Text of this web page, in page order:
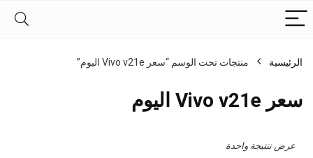
الرئيسية منتجات تحت الوسم “سعر Vivo v21e اليوم”
سعر Vivo v21e اليوم
عرض نتتيجة واحدة